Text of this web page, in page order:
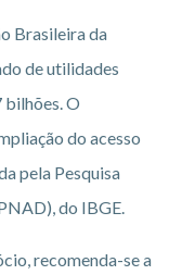
Brasileira da
de utilidades
bilhões. O
do acesso
pela Pesquisa
do IBGE.
recomenda-se a